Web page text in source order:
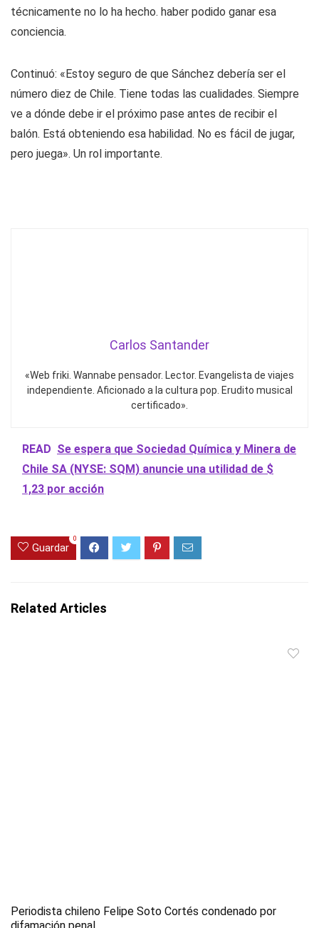
técnicamente no lo ha hecho. haber podido ganar esa
conciencia.
Continuó: «Estoy seguro de que Sánchez debería ser el
número diez de Chile. Tiene todas las cualidades. Siempre
ve a dónde debe ir el próximo pase antes de recibir el
balón. Está obteniendo esa habilidad. No es fácil de jugar,
pero juega». Un rol importante.
Carlos Santander
«Web friki. Wannabe pensador. Lector. Evangelista de viajes
independiente. Aficionado a la cultura pop. Erudito musical
certificado».
READ Se espera que Sociedad Química y Minera de
Chile SA (NYSE: SQM) anuncie una utilidad de $
1,23 por acción
Guardar
0
Related Articles
Periodista chileno Felipe Soto Cortés condenado por